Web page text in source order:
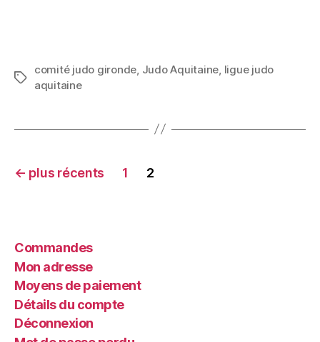
comité judo gironde, Judo Aquitaine, ligue judo
aquitaine
← plus récents 1 2
Commandes
Mon adresse
Moyens de paiement
Détails du compte
Déconnexion